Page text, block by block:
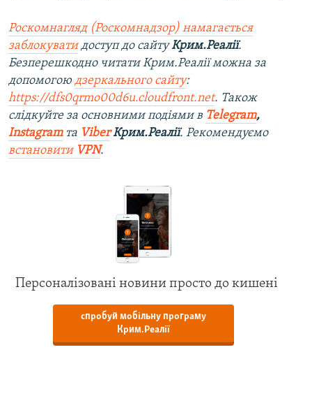
Роскомнагляд (Роскомнадзор) намагається
заблокуватидоступ до сайтуКрим.Реалії.
Безперешкодно читати Крим.Реалії можна за
допомогою дзеркального сайту:
https://dfs0qrmo00d6u.cloudfront.net. Також
слідкуйте за основними подіями в Telegram,
Instagramта ViberКрим.Реалії. Рекомендуємо
встановити VPN.
Персоналізовані новини просто до кишені
спробуй мобільну програму
Крим.Реалії